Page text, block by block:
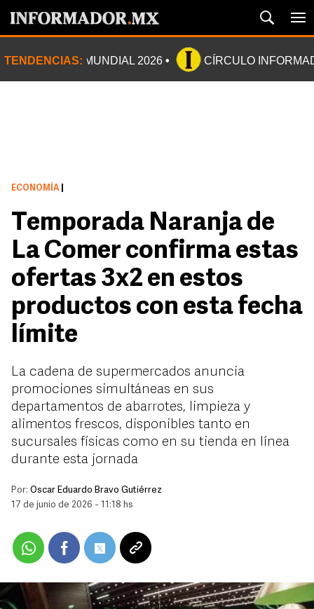
TENDENCIAS: MUNDIAL 2026 CÍRCULO
ECONOMÍA
Temporada Naranja de
La Comer confirma estas
ofertas 3x2 en estos
productos con esta fecha
límite
La cadena de supermercados anuncia
promociones simultáneas en sus
departamentos de abarrotes, limpieza y
alimentos frescos, disponibles tanto en
sucursales físicas como en su tienda en línea
durante esta jornada
Por: Oscar Eduardo Bravo Gutiérrez
17 de junio de 2026 - 11:18 hs